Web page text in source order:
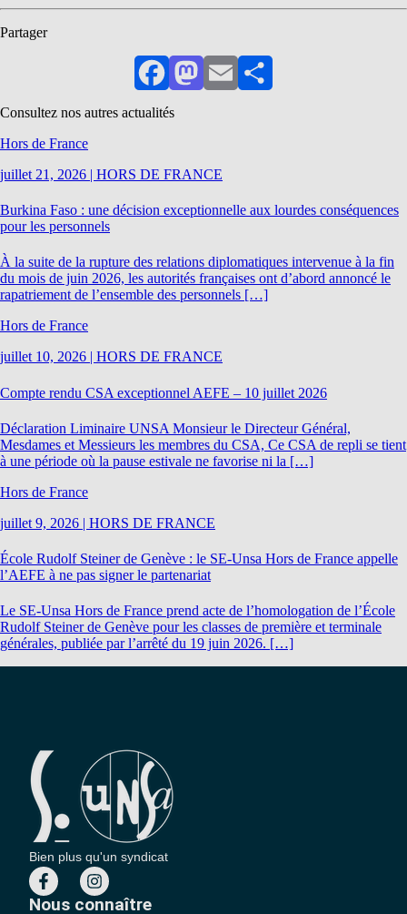
Partager
FacebookMastodon
EmailPartager
Consultez nos autres actualités
Hors de France
juillet 21, 2026 | HORS DE FRANCE
Burkina Faso : une décision exceptionnelle aux lourdes conséquences
pour les personnels
À la suite de la rupture des relations diplomatiques intervenue à la fin
du mois de juin 2026, les autorités françaises ont d’abord annoncé le
rapatriement de l’ensemble des personnels […]
Hors de France
juillet 10, 2026 | HORS DE FRANCE
Compte rendu CSA exceptionnel AEFE – 10 juillet 2026
Déclaration Liminaire UNSA Monsieur le Directeur Général,
Mesdames et Messieurs les membres du CSA, Ce CSA de repli se tient
à une période où la pause estivale ne favorise ni la […]
Hors de France
juillet 9, 2026 | HORS DE FRANCE
École Rudolf Steiner de Genève : le SE-Unsa Hors de France appelle
l’AEFE à ne pas signer le partenariat
Le SE-Unsa Hors de France prend acte de l’homologation de l’École
Rudolf Steiner de Genève pour les classes de première et terminale
générales, publiée par l’arrêté du 19 juin 2026. […]
Bien plus qu'un syndicat
Nous connaître